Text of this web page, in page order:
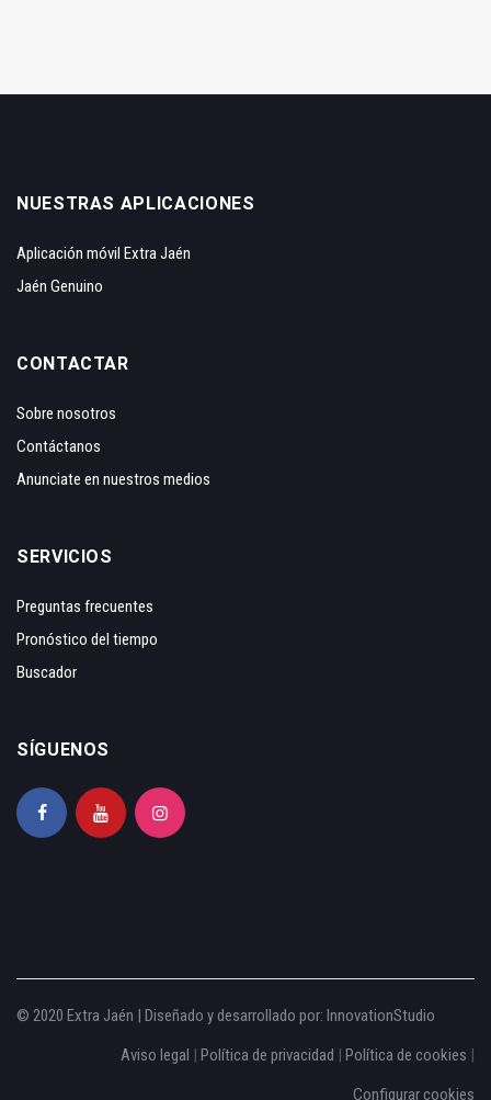
NUESTRAS APLICACIONES
Aplicación móvil Extra Jaén
Jaén Genuino
CONTACTAR
Sobre nosotros
Contáctanos
Anunciate en nuestros medios
SERVICIOS
Preguntas frecuentes
Pronóstico del tiempo
Buscador
SÍGUENOS
© 2020 Extra Jaén | Diseñado y desarrollado por: InnovationStudio
Aviso legal
Política de privacidad Política de cookies
Configurar cookies